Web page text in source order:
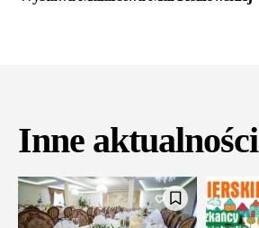
Inne aktualności